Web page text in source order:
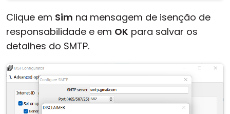
Clique em Sim na mensagem de isenção de
responsabilidade e em OK para salvar os
detalhes do SMTP.